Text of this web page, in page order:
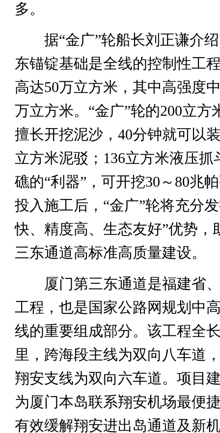
多。
据“金广”轮船长刘正谦介
东锚锭基础是全线的控制性工
高达50万立方米，其中高强度
万立方米。“金广”轮的200立方
擅长开挖泥沙，40分钟就可以
立方米泥驳；136立方米液压抓
礁的“利器”，可开挖30～80兆
投入施工后，“金广”轮将充分
快、精度高、生态友好”优势，
三东通道高标准高质量建设。
厦门第三东通道是福建省
工程，也是国家公路网规划中
线的重要组成部分。该工程全
里，跨海段主线为双向八车道
翔安支线为双向六车道。项目
为厦门本岛联系翔安机场最便
有效缓解翔安进出岛通道及新